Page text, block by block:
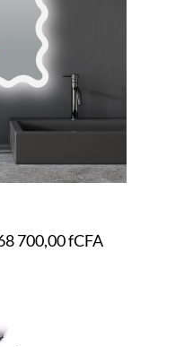
700,00fCFA